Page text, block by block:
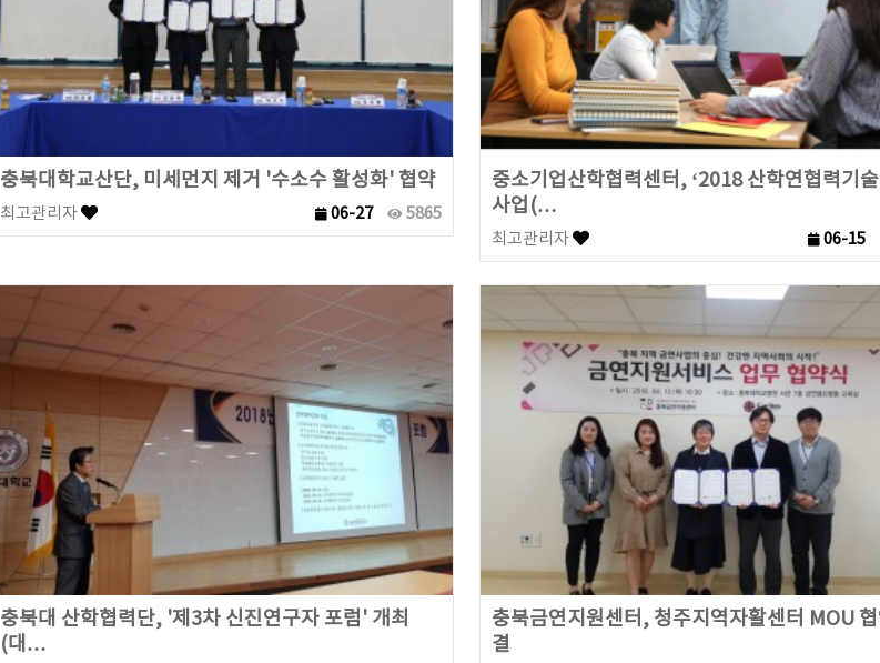
충북대학교산단, 미세먼지 제거 '수소수 활성화' 협약
최고관리자 06-27 5865
중소기업산학협력센터, ‘2018 산학연협력기
사업(…
최고관리자 06-15
충북대 산학협력단, '제3차 신진연구자 포럼' 개최
(대…
충북금연지원센터, 청주지역자활센터 MOU
결